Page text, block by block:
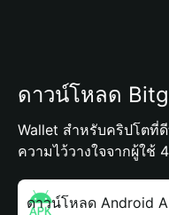
ดาวน์โหลด
Wallet สำหรับคริปโตที่
ความไว้วางใจจากผู้ใช้
ดาวน์โหลด Android